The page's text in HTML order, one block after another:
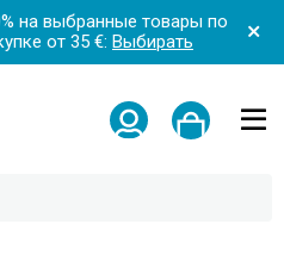
на выбранные товары по
от 35 €: Выбирать